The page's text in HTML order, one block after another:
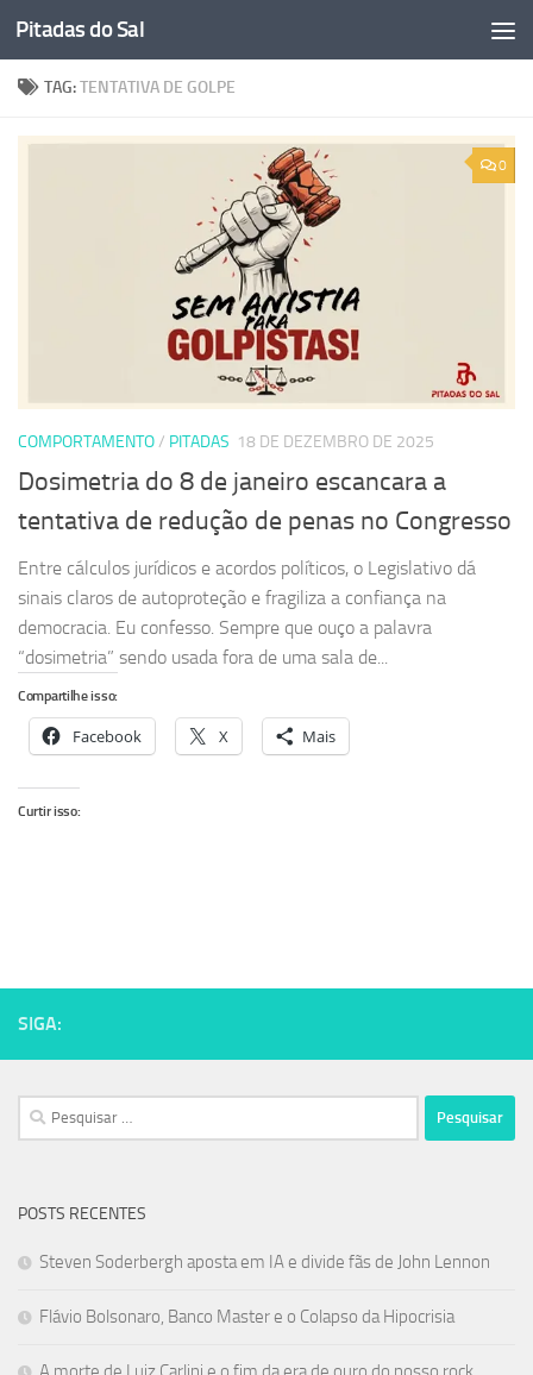
Skip to content
Pitadas do Sal
TAG:TENTATIVA DE GOLPE
0
COMPORTAMENTO/ PITADAS 18 DE DEZEMBRO DE 2025
Dosimetria do 8 de janeiro escancara a
tentativa de redução de penas no Congresso
Entre cálculos jurídicos e acordos políticos, o Legislativo dá
sinais claros de autoproteção e fragiliza a confiança na
democracia. Eu confesso. Sempre que ouço a palavra
“dosimetria” sendo usada fora de uma sala de...
Compartilhe isso:
Facebook X Mais
Curtir isso:
SIGA:
Pesquisar
por:
POSTS RECENTES
Steven Soderbergh aposta em IA e divide fãs de John Lennon
Flávio Bolsonaro, Banco Master e o Colapso da Hipocrisia